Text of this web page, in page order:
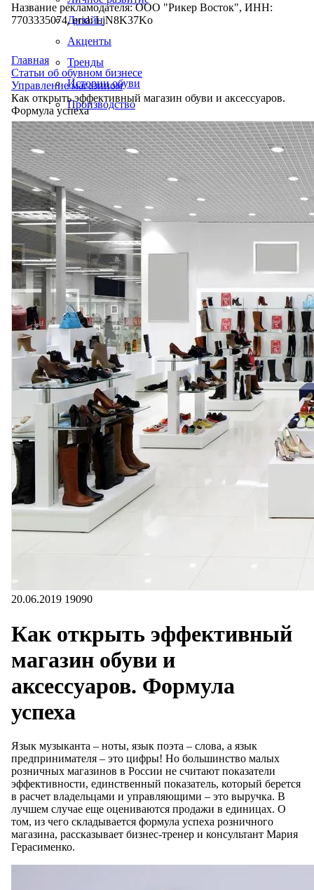
Дизайн
Акценты
Тренды
Истории обуви
Производство
Название рекламодателя: ООО "Рикер Восток", ИНН:
7703335074, erid: LjN8K37Ko
Главная
Статьи об обувном бизнесе
Управление магазином
Как открыть эффективный магазин обуви и аксессуаров.
Формула успеха
20.06.2019 19090
Как открыть эффективный
магазин обуви и
аксессуаров. Формула
успеха
Язык музыканта – ноты, язык поэта – слова, а язык
предпринимателя – это цифры! Но большинство малых
розничных магазинов в России не считают показатели
эффективности, единственный показатель, который берется
в расчет владельцами и управляющими – это выручка. В
лучшем случае еще оцениваются продажи в единицах. О
том, из чего складывается формула успеха розничного
магазина, рассказывает бизнес-тренер и консультант Мария
Герасименко.